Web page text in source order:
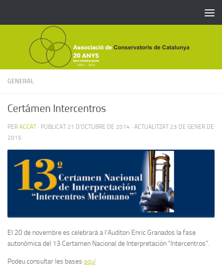
GENERAL
Certámen Intercentros
PER ACCAT · PUBLICAT 21 D'OCTUBRE DE 2014 · ACTUALITZAT 23 DE GENER DE
2015
El 20 de novembre es celebrarà a l’Auditori Enric Granados la fase
autonòmica del 13 Certamen Nacional de Interpretación “Intercentros”.
Podeu consultar les bases aquí